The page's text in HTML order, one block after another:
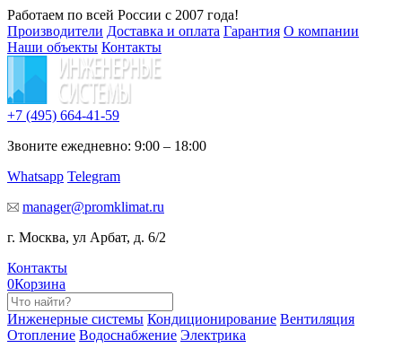
Работаем по всей России с 2007 года!
Производители Доставка и оплата Гарантия О компании
Наши объекты Контакты
+7 (495) 664-41-59
Звоните ежедневно: 9:00 – 18:00
Whatsapp Telegram
manager@promklimat.ru
г. Москва, ул Арбат, д. 6/2
Контакты
0Корзина
Инженерные системы Кондиционирование Вентиляция
Отопление Водоснабжение Электрика